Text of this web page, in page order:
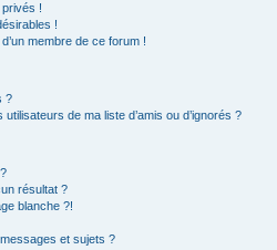
!
!
membre de ce forum !
?
de ma liste d’amis ou d’ignorés ?
résultat ?
blanche ?!
et sujets ?